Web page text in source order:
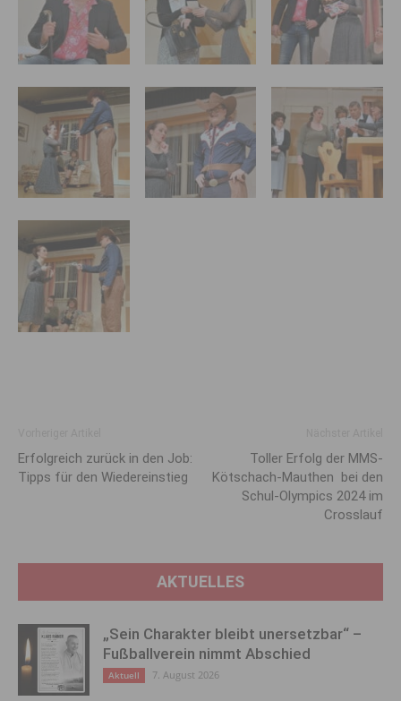
Erfolgreich zurück in den Job:
Tipps für den Wiedereinstieg
Toller Erfolg der MMS-
Kötschach-Mauthen bei den
Schul-Olympics 2024 im
Crosslauf
AKTUELLES
„Sein Charakter bleibt unersetzbar“ –
Fußballverein nimmt Abschied
Aktuell 7. August 2026